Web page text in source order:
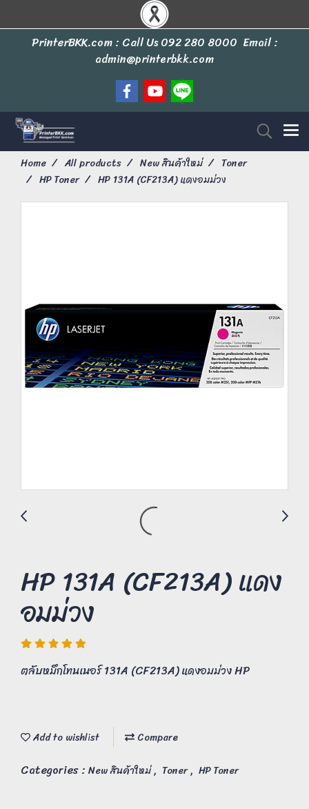
PrinterBKK.com : Call Us092 280 8000 Email :
admin@printerbkk.com
Home All products New สินค้าใหม่
Toner
HP Toner
HP 131A (CF213A) แดงอมม่วง
HP 131A (CF213A) แดง
อมม่วง
ตลับหมึกโทนเนอร์ 131A (CF213A) แดงอมม่วง HP
Add to wishlist Compare
Categories : New สินค้าใหม่, Toner, HP Toner